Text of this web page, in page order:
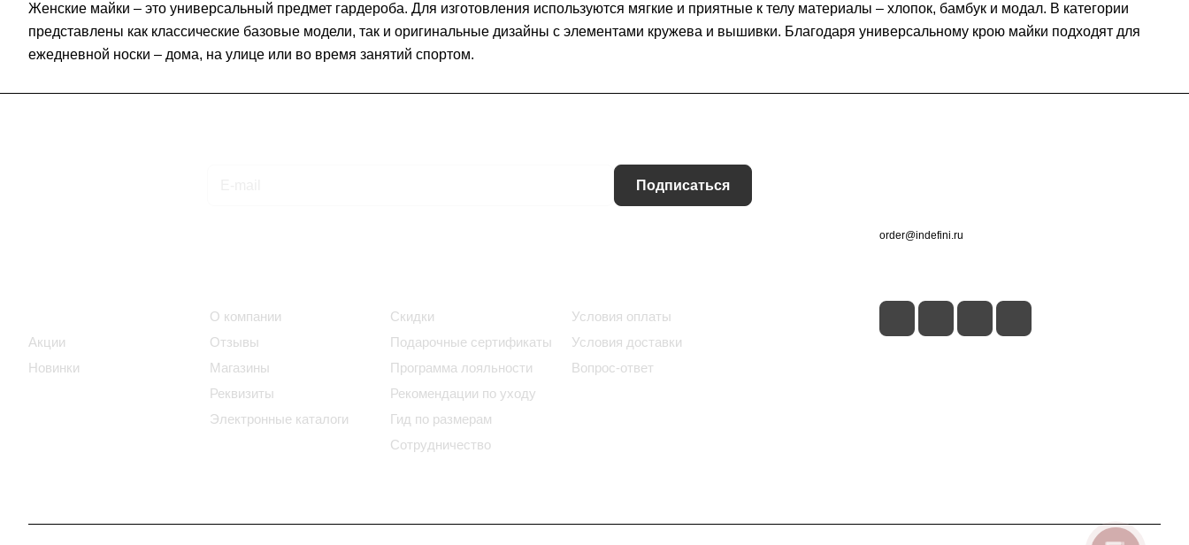
Женские майки – это универсальный предмет гардероба. Для изготовления используются мягкие и приятные к телу материалы – хлопок, бамбук и модал. В категории
представлены как классические базовые модели, так и оригинальные дизайны с элементами кружева и вышивки. Благодаря универсальному крою майки подходят для
ежедневной носки – дома, на улице или во время занятий спортом.
Подписаться
Акции
Новинки
О компании
Отзывы
Магазины
Реквизиты
Электронные каталоги
Скидки
Подарочные сертификаты
Программа лояльности
Рекомендации по уходу
Гид по размерам
Сотрудничество
Условия оплаты
Условия доставки
Вопрос-ответ
order@indefini.ru